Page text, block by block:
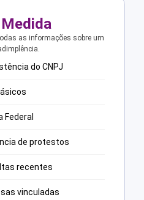
as informações sobre um
do CNPJ
Federal
de protestos
recentes
vinculadas